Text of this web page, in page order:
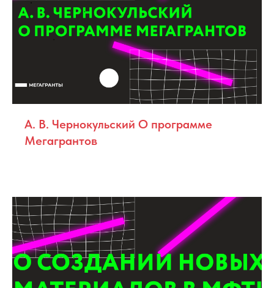
А. В. Чернокульский О программе
Мегагрантов